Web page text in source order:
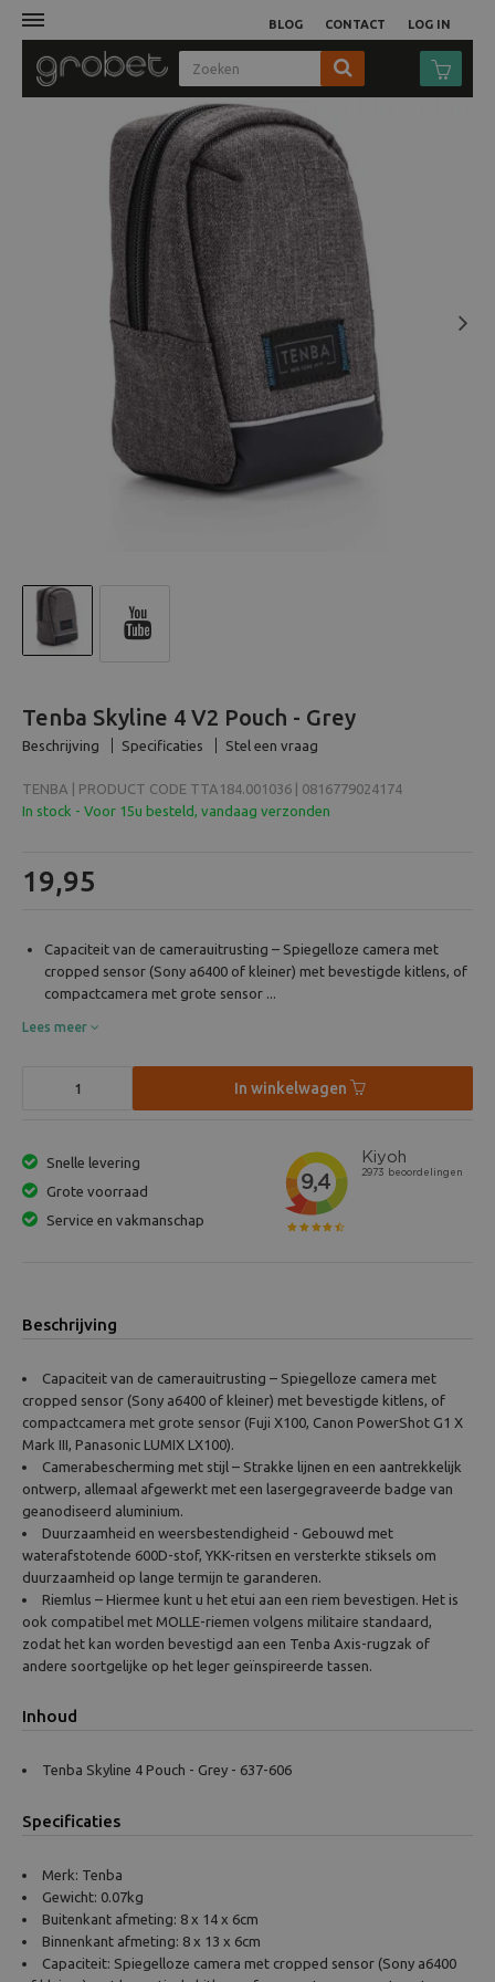
LOG IN
BLOG CONTACT
Fotocamera
Objectieven
Statieven
Analoog
Tenba Skyline 4 V2 Pouch - Grey
Beschrijving Specificaties Stel een vraag
TENBA | PRODUCT CODE TTA184.001036 | 0816779024174
In stock - Voor 15u besteld, vandaag verzonden
19,95
Capaciteit van de camerauitrusting – Spiegelloze camera met
cropped sensor (Sony a6400 of kleiner) met bevestigde kitlens, of
compactcamera met grote sensor ...
Lees meer
In winkelwagen
Snelle levering
Grote voorraad
Service en vakmanschap
Beschrijving
Capaciteit van de camerauitrusting – Spiegelloze camera met
cropped sensor (Sony a6400 of kleiner) met bevestigde kitlens, of
compactcamera met grote sensor (Fuji X100, Canon PowerShot G1 X
Mark III, Panasonic LUMIX LX100).
Camerabescherming met stijl – Strakke lijnen en een aantrekkelijk
ontwerp, allemaal afgewerkt met een lasergegraveerde badge van
geanodiseerd aluminium.
Duurzaamheid en weersbestendigheid - Gebouwd met
waterafstotende 600D-stof, YKK-ritsen en versterkte stiksels om
duurzaamheid op lange termijn te garanderen.
Riemlus – Hiermee kunt u het etui aan een riem bevestigen. Het is
ook compatibel met MOLLE-riemen volgens militaire standaard,
zodat het kan worden bevestigd aan een Tenba Axis-rugzak of
andere soortgelijke op het leger geïnspireerde tassen.
Inhoud
Tenba Skyline 4 Pouch - Grey - 637-606
Specificaties
Merk: Tenba
Gewicht: 0.07kg
Buitenkant afmeting: 8 x 14 x 6cm
Binnenkant afmeting: 8 x 13 x 6cm
Capaciteit: Spiegelloze camera met cropped sensor (Sony a6400